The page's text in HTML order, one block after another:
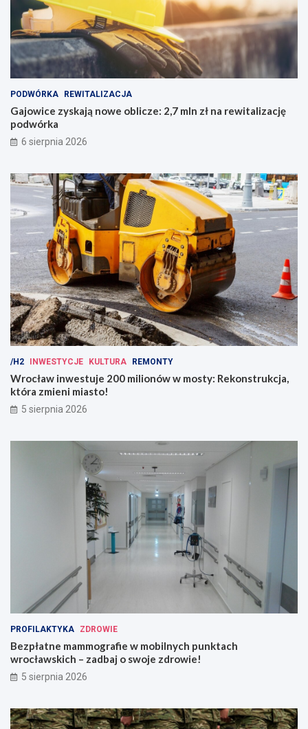
PODWÓRKA REWITALIZACJA
Gajowice zyskają nowe oblicze: 2,7 mln zł na rewitalizację
podwórka
6 sierpnia 2026
/H2 INWESTYCJE KULTURA REMONTY
Wrocław inwestuje 200 milionów w mosty: Rekonstrukcja,
która zmieni miasto!
5 sierpnia 2026
PROFILAKTYKA ZDROWIE
Bezpłatne mammografie w mobilnych punktach
wrocławskich – zadbaj o swoje zdrowie!
5 sierpnia 2026